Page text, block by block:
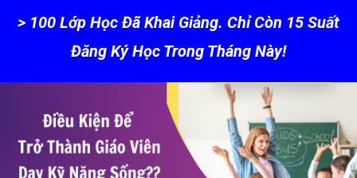
> 100 Lớp Học Đã Khai Giảng. Chỉ Còn 15 Suất
Đăng Ký Học Trong Tháng Này!Đã đăng ký học